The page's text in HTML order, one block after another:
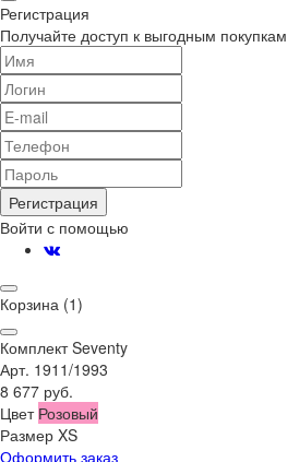
Регистрация
Получайте доступ к выгодным покупкам
Регистрация
Войти с помощью
Корзина (1)
Комплект Seventy
Арт. 1911/1993
8 677 руб.
Цвет Розовый
Размер XS
Оформить заказ